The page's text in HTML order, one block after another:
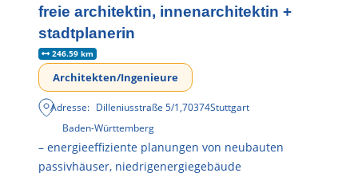
freie architektin, innenarchitektin +
stadtplanerin
246.59 km
Architekten/Ingenieure
Adresse: Dilleniusstraße 5/1,70374Stuttgart
Baden-Württemberg
– energieeffiziente planungen von neubauten
passivhäuser, niedrigenergiegebäude